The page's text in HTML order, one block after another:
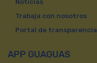
Noticias
Trabaja con nosotros
Portal de transparencia
APP GUAGUAS